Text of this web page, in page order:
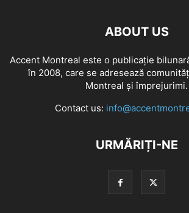
ABOUT US
Accent Montreal este o publicație
în 2008, care se adresează
Montreal şi împrejurimi.
Contact us:
URMĂRIȚI-NE